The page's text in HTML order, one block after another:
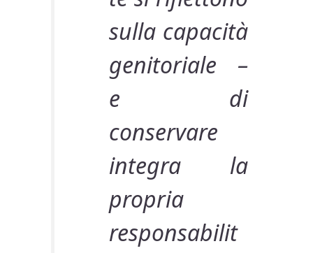
sulla capacità
genitoriale –
e di
conservare
integra la
propria
responsabilit